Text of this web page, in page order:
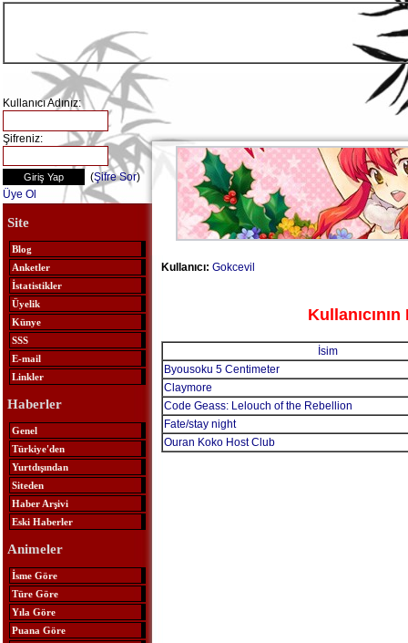
Kullanıcı Adınız:
Şifreniz:
(Şifre Sor)
Üye Ol
Site
Blog
Anketler
İstatistikler
Üyelik
Künye
SSS
E-mail
Linkler
Haberler
Genel
Türkiye'den
Yurtdışından
Siteden
Haber Arşivi
Eski Haberler
Animeler
İsme Göre
Türe Göre
Yıla Göre
Puana Göre
Kullanıcı: Gokcevil
İsim
Byousoku 5 Centimeter
Claymore
Code Geass: Lelouch of the Rebellion
Fate/stay night
Ouran Koko Host Club